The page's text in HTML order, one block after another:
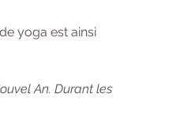
yoga est ainsi
An. Durant les